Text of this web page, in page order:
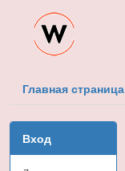
Главная страница
Вход